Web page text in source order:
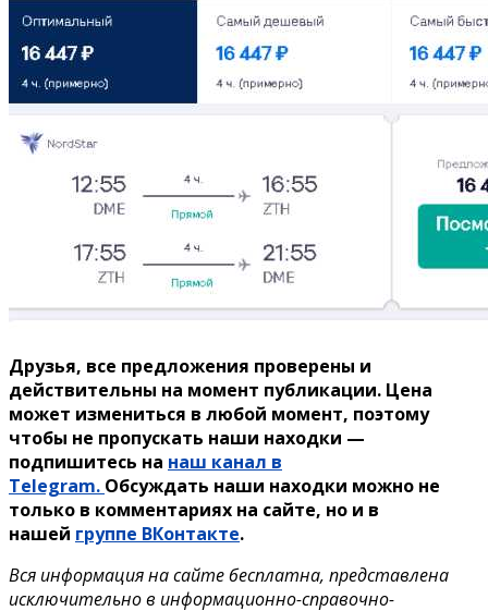
Друзья, все предложения проверены и
действительны на момент публикации. Цена
может измениться в любой момент, поэтому
чтобы не пропускать наши находки —
подпишитесь на наш канал в
Telegram. Обсуждать наши находки можно не
только в комментариях на сайте, но и в
нашей группе ВКонтакте.
Вся информация на сайте бесплатна, представлена
исключительно в информационно-справочно-